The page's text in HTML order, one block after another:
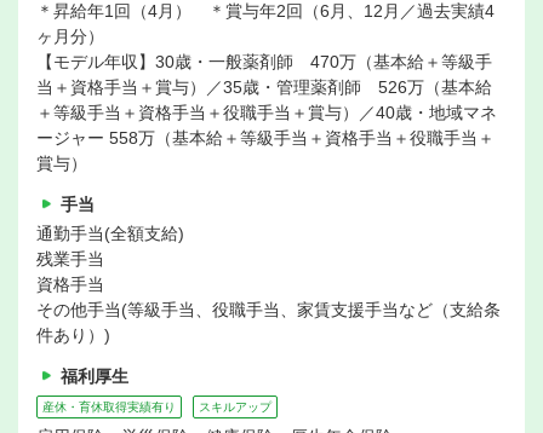
＊昇給年1回（4月） ＊賞与年2回（6月、12月／過去実績4
ヶ月分）
【モデル年収】30歳・一般薬剤師 470万（基本給＋等級手
当＋資格手当＋賞与）／35歳・管理薬剤師 526万（基本給
＋等級手当＋資格手当＋役職手当＋賞与）／40歳・地域マネ
ージャー 558万（基本給＋等級手当＋資格手当＋役職手当＋
賞与）
手当
通勤手当(全額支給)
残業手当
資格手当
その他手当(等級手当、役職手当、家賃支援手当など（支給条
件あり）)
福利厚生
産休・育休取得実績有り スキルアップ